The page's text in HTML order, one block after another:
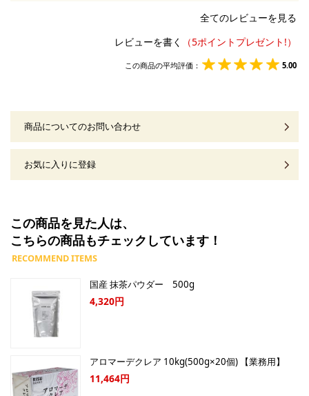
全てのレビューを見る
レビューを書く
この商品の平均評価： 5.00
商品についてのお問い合わせ
お気に入りに登録
この商品を見た人は、
こちらの商品もチェックしています！
国産 抹茶パウダー 500g
4,320円
アロマーデクレア 10kg(500g×20個) 【業務用】
11,464円